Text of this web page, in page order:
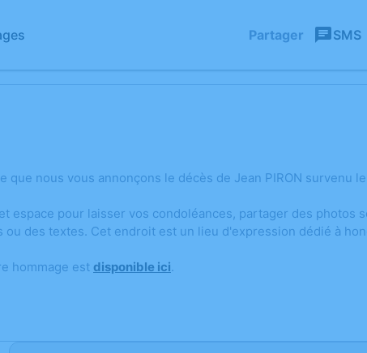
Partager SMS
que nous vous annonçons le décès de Jean PIRON survenu
espace pour laisser vos condoléances, partager des photos
ou des textes. Cet endroit est un lieu d'expression dédié à
hommage est disponible ici.